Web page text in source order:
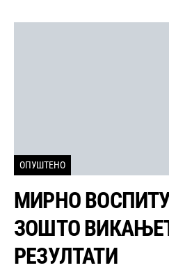
ОПУШТЕНО
МИРНО
ЗОШТО
РЕЗУЛТАТИ